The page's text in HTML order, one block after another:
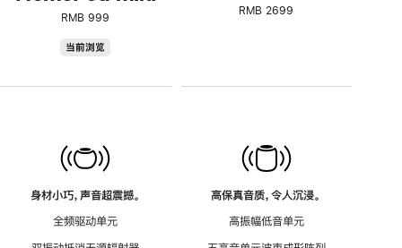
RMB 999
当前浏览
身材小巧，声音超震撼。
全频驱动单元
RMB 2699
高保真音质，令人沉浸。
高振幅低音单元